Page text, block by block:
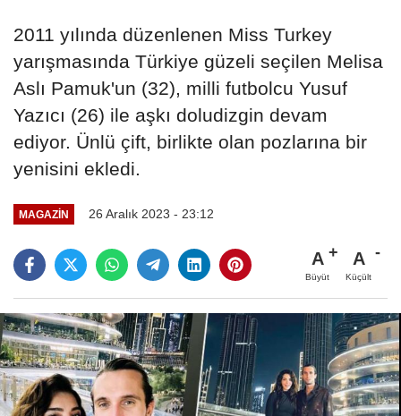
2011 yılında düzenlenen Miss Turkey
yarışmasında Türkiye güzeli seçilen Melisa
Aslı Pamuk'un (32), milli futbolcu Yusuf
Yazıcı (26) ile aşkı doludizgin devam
ediyor. Ünlü çift, birlikte olan pozlarına bir
yenisini ekledi.
MAGAZIN 26 Aralık 2023 - 23:12
A
Büyüt
A
Küçült